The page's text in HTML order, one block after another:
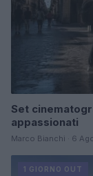
Set
appassionati
Marco Bianchi · 6
1 GIORNO OUT